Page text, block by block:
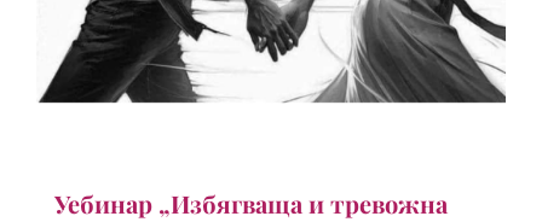
Уебинар „Избягваща и тревожна